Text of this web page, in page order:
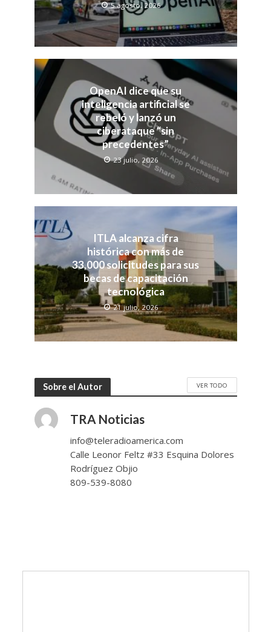
5 agosto, 2026
OpenAI dice que su
inteligencia artificial se
rebeló y lanzó un
ciberataque “sin
precedentes”
23 julio, 2026
ITLA alcanza cifra
histórica con más de
33,000 solicitudes para sus
becas de capacitación
tecnológica
21 julio, 2026
Sobre el Autor VER TODO
TRA Noticias
info@teleradioamerica.com
Calle Leonor Feltz #33 Esquina Dolores
Rodríguez Objio
809-539-8080